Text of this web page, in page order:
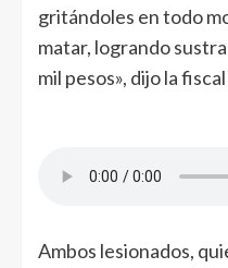
gritándoles en todo
matar, logrando
mil pesos», dijo la fiscal
Ambos lesionados,